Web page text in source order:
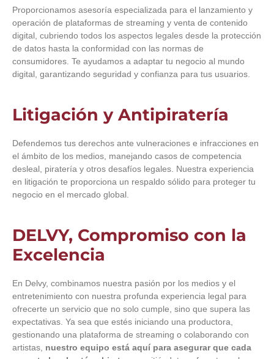
Proporcionamos asesoría especializada para el lanzamiento y
operación de plataformas de streaming y venta de contenido
digital, cubriendo todos los aspectos legales desde la protección
de datos hasta la conformidad con las normas de
consumidores. Te ayudamos a adaptar tu negocio al mundo
digital, garantizando seguridad y confianza para tus usuarios.
Litigación y Antipiratería
Defendemos tus derechos ante vulneraciones e infracciones en
el ámbito de los medios, manejando casos de competencia
desleal, piratería y otros desafíos legales. Nuestra experiencia
en litigación te proporciona un respaldo sólido para proteger tu
negocio en el mercado global.
DELVY, Compromiso con la
Excelencia
En Delvy, combinamos nuestra pasión por los medios y el
entretenimiento con nuestra profunda experiencia legal para
ofrecerte un servicio que no solo cumple, sino que supera las
expectativas. Ya sea que estés iniciando una productora,
gestionando una plataforma de streaming o colaborando con
artistas, nuestro equipo está aquí para asegurar que cada